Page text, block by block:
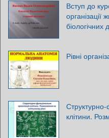
Вступ до
організації
біологічних
Рівні
Структурно-
клітини.